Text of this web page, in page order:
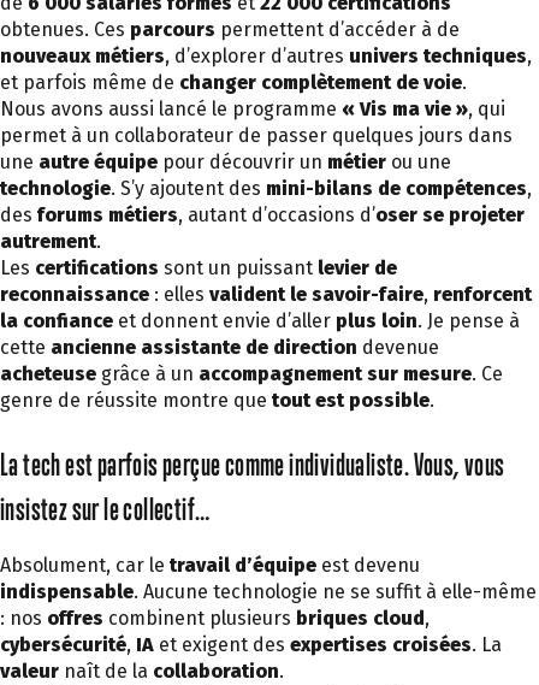
obtenues. Ces parcours permettent d’accéder à de
nouveaux métiers, d’explorer d’autres univers techniques,
et parfois même de changer complètement de voie.
Nous avons aussi lancé le programme « Vis ma vie », qui
permet à un collaborateur de passer quelques jours dans
une autre équipe pour découvrir un métier ou une
technologie. S’y ajoutent des mini-bilans de compétences,
des forums métiers, autant d’occasions d’oser se projeter
autrement.
Les certifications sont un puissant levier de
reconnaissance : elles valident le savoir-faire, renforcent
la confiance et donnent envie d’aller plus loin. Je pense à
cette ancienne assistante de direction devenue
acheteuse grâce à un accompagnement sur mesure. Ce
genre de réussite montre que tout est possible.
La tech est parfois perçue comme individualiste. Vous, vous
insistez sur le collectif…
Absolument, car le travail d’équipe est devenu
indispensable. Aucune technologie ne se suffit à elle-même
: nos offres combinent plusieurs briques cloud ,
cybersécurité, IA et exigent des expertises croisées. La
valeur naît de la collaboration.